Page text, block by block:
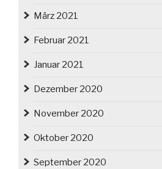
März 2021
Februar 2021
Januar 2021
Dezember 2020
November 2020
Oktober 2020
September 2020